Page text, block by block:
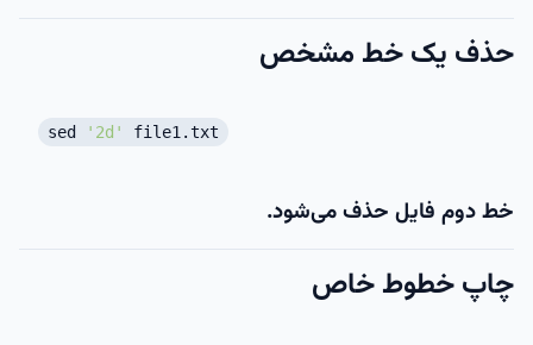
حذف یک خط مشخص
sed '2d' file1.txt
خط دوم فایل حذف می‌شود.
چاپ خطوط خاص